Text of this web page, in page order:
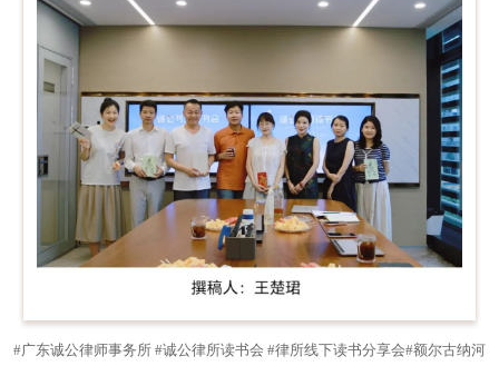
#广东诚公律师事务所 #诚公律所读书会 #律所线下读书分享会#额尔古纳河